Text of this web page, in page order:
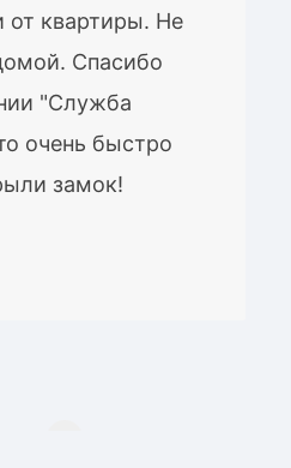
от квартиры. Не
Спасибо
"Служба
очень быстро
замок!